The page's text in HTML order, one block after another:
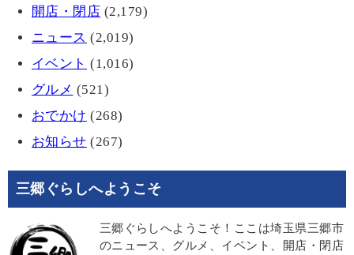
開店・閉店 (2,179)
ニュース (2,019)
イベント (1,016)
グルメ (521)
おでかけ (268)
お知らせ (267)
三郷ぐらしへようこそ
三郷ぐらしへようこそ！ここは埼玉県三郷市
のニュース、グルメ、イベント、開店・閉店